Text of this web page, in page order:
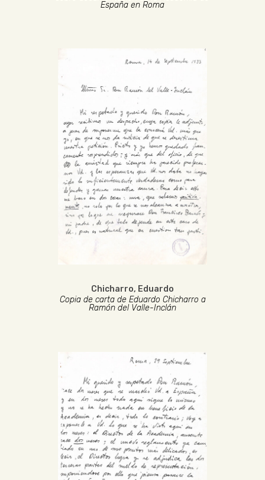
España en Roma
Chicharro, Eduardo
Copia de carta de Eduardo Chicharro a
Ramón del Valle-Inclán